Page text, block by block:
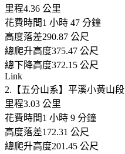
里程4.36 公里
花費時間1 小時 47 分鐘
高度落差290.87 公尺
總爬升高度375.47 公尺
總下降高度372.15 公尺
Link
2.【五分山系】平溪小黃山段
里程3.03 公里
花費時間1 小時 9 分鐘
高度落差172.31 公尺
總爬升高度201.45 公尺